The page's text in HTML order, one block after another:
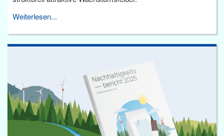
Weiterlesen...